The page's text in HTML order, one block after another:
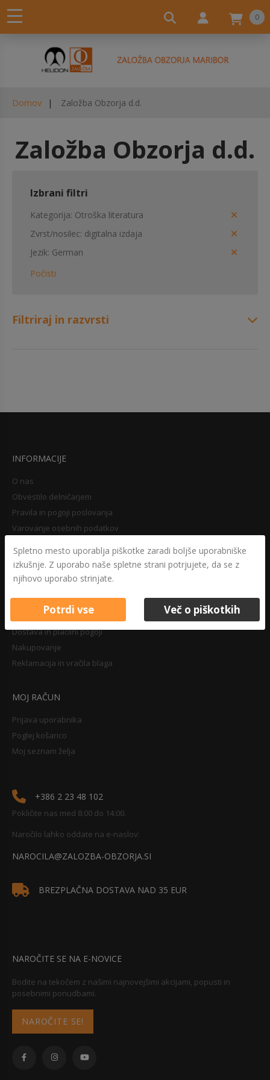
0
Domov Založba Obzorja d.d.
Založba Obzorja d.d.
Izbrani filtri
Kategorija Otroška literatura
Zvrst/nosilec digitalna izdaja
Jezik German
Počisti
Filtriraj in razvrsti
INFORMACIJE
O nas
Obvestilo delničarjem
Pravila in pogoji poslovanja
Varovanje osebnih podatkov
Pravilnik o zasebnosti
Pravno obvestilo
NAKUPOVANJE
Dostava in plačilni pogoji
Nakupovanje
Reklamacija in vračila blaga
MOJ RAČUN
Prijava uporabnika
Poglej košarico
Moj seznam želja
+386 2 23 48 102
Pokličite nas med 8:00 do 14:00.
Naročilo lahko oddate na e-naslov:
NAROCILA@ZALOZBA-OBZORJA.SI
BREZPLAČNA DOSTAVA NAD 35 EUR
NAROČITE SE NA E-NOVICE
Bodite na tekočem z našimi najnovejšimi akcijami, popusti in
posebnimi ponudbami.
NAROČITE SE!
Spletno mesto uporablja piškotke zaradi boljše uporabniške
izkušnje. Z uporabo naše spletne strani potrjujete, da se z
njihovo uporabo strinjate.
Potrdi vse Več o piškotkih